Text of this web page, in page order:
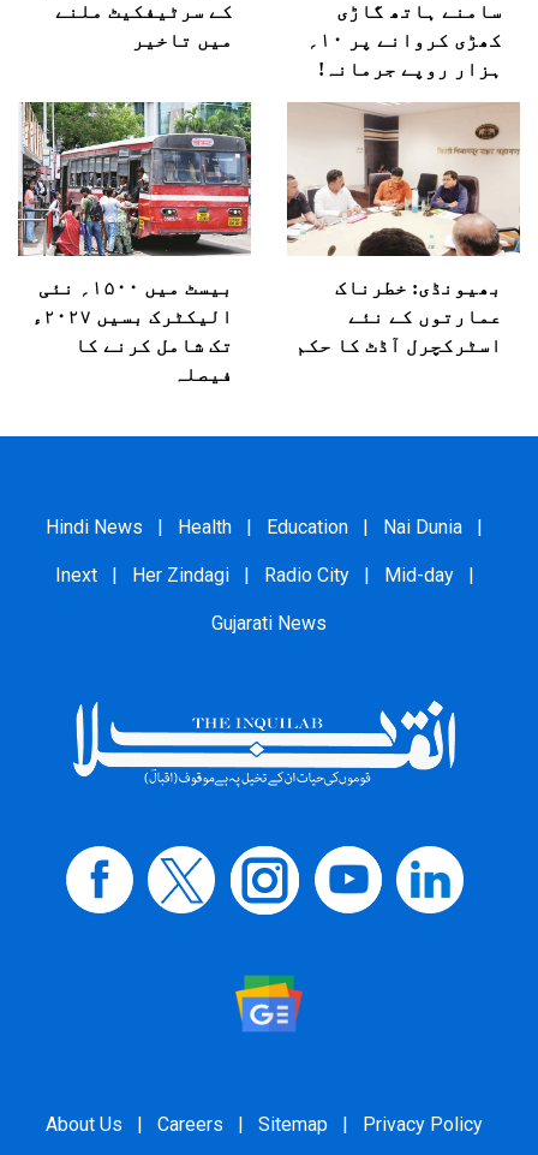
سامنے ہاتھ گاڑی
کھڑی کروانے پر ۱۰؍
ہزار روپے جرمانہ!
کے سرٹیفکیٹ ملنے
میں تاخیر
بھیونڈی: خطرناک
عمارتوں کے نئے
اسٹرکچرل آڈٹ کا حکم
بیسٹ میں ۱۵۰۰؍ نئی
الیکٹرک بسیں ۲۰۲۷ء
تک شامل کرنے کا
فیصلہ
Hindi News | Health | Education | Nai Dunia |
Inext | Her Zindagi | Radio City | Mid-day |
Gujarati News
About Us | Careers | Sitemap | Privacy Policy